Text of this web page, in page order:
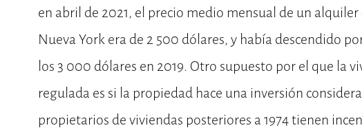
en abril de 2021, el precio medio mensual de un
Nueva York era de 2 500 dólares, y había descendido
los 3 000 dólares en 2019. Otro supuesto por el que la
regulada es si la propiedad hace una inversión
propietarios de viviendas posteriores a 1974 tienen